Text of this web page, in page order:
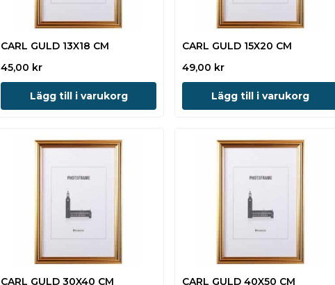
CARL GULD 13X18 CM
45,00 kr
Lägg till i varukorg
CARL GULD 15X20 CM
49,00 kr
Lägg till i varukorg
CARL GULD 30X40 CM
CARL GULD 40X50 CM